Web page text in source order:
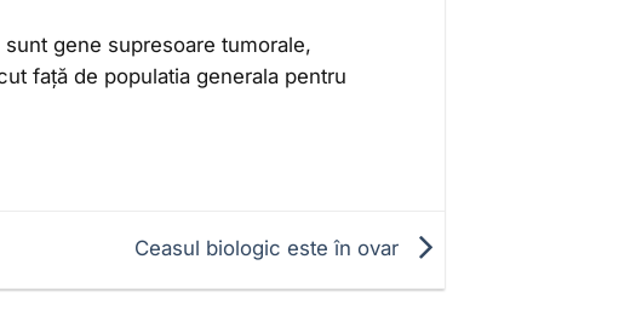
sunt gene supresoare tumorale,
faţă de populatia generala pentru
Ceasul biologic este în ovar